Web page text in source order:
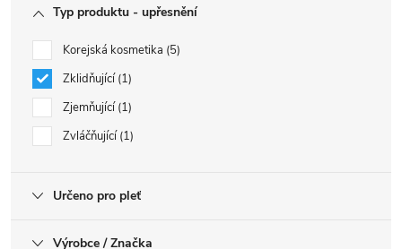
Typ produktu - upřesnění
Korejská kosmetika 5
Zklidňující 1
Zjemňující 1
Zvláčňující 1
Určeno pro pleť
Výrobce / Značka